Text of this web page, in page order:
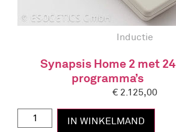
Inductie
Synapsis Home 2 met 24
programma’s
€2.125,00
IN WINKELMAND